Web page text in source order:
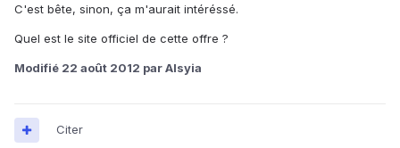
C'est bête, sinon, ça m'aurait intéréssé.
Quel est le site officiel de cette offre ?
Modifié 22 août 2012 par Alsyia
Citer